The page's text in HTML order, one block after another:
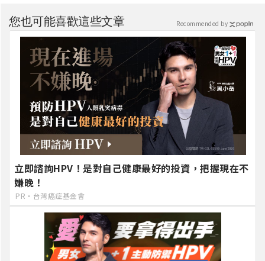
您也可能喜歡這些文章
立即諮詢HPV！是對自己健康最好的投資，把握現在不
嫌晚！
PR・台灣癌症基金會
Recommended by